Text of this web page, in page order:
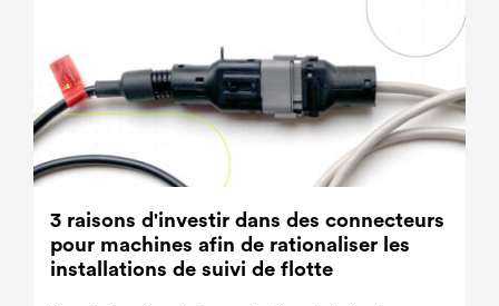
3 raisons d'investir dans des connecteurs
pour machines afin de rationaliser les
installations de suivi de flotte